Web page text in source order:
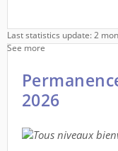
Last statistics update: 2
See more
2026
Tous niveaux